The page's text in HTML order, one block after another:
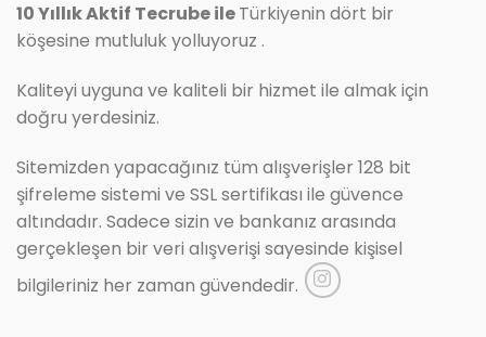
10 Yıllık Aktif Tecrube ileTürkiyenin dört bir
köşesine mutluluk yolluyoruz .
Kaliteyi uyguna ve kaliteli bir hizmet ile almak için
doğru yerdesiniz.
Sitemizden yapacağınız tüm alışverişler 128 bit
şifreleme sistemi ve SSL sertifikası ile güvence
altındadır. Sadece sizin ve bankanız arasında
gerçekleşen bir veri alışverişi sayesinde kişisel
bilgileriniz her zaman güvendedir.